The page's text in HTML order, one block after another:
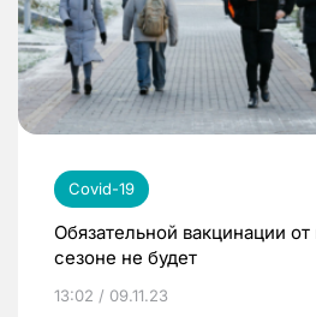
Covid-19
Обязательной вакцинации
сезоне не будет
13:02 / 09.11.23